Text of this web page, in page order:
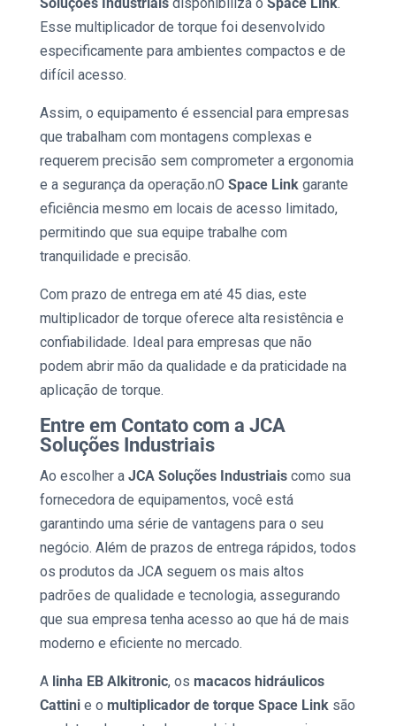
Esse multiplicador de torque foi desenvolvido
especificamente para ambientes compactos e de
difícil acesso.
Assim, o equipamento é essencial para empresas
que trabalham com montagens complexas e
requerem precisão sem comprometer a ergonomia
e a segurança da operação.nO Space Linkgarante
eficiência mesmo em locais de acesso limitado,
permitindo que sua equipe trabalhe com
tranquilidade e precisão.
Com prazo de entrega em até 45 dias, este
multiplicador de torque oferece alta resistência e
confiabilidade. Ideal para empresas que não
podem abrir mão da qualidade e da praticidade na
aplicação de torque.
Entre em Contato com a JCA
Soluções Industriais
Ao escolher a JCA Soluções Industriaiscomo sua
fornecedora de equipamentos, você está
garantindo uma série de vantagens para o seu
negócio. Além de prazos de entrega rápidos, todos
os produtos da JCA seguem os mais altos
padrões de qualidade e tecnologia, assegurando
que sua empresa tenha acesso ao que há de mais
moderno e eficiente no mercado.
A linha EB Alkitronic, os macacos hidráulicos
Cattinie o multiplicador de torque Space Linksão